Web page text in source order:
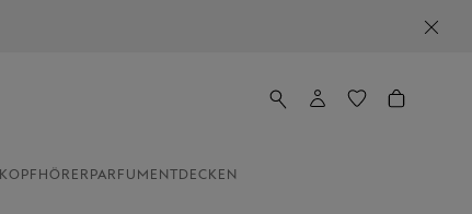
KOPFHÖRER PARFUM ENTDECKEN